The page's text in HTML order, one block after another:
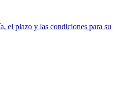
el plazo y las condiciones para su